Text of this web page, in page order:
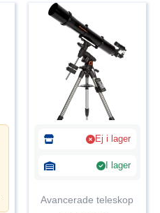
Ej i lager
I lager
Avancerade teleskop